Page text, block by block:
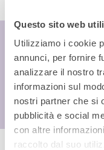
Questo sito web
Utilizziamo i cookie
annunci, per fornire
analizzare il nostro
informazioni sul
nostri partner che si
pubblicità e social
con altre
raccolto dal suo